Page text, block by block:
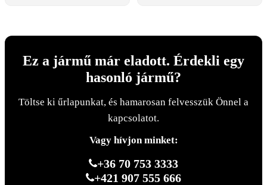
Ez a jármű már eladott. Érdekli egy
hasonló jármű?
Töltse ki űrlapunkat, és hamarosan felvesszük Önnel a
kapcsolatot.
Vagy hívjon minket:
+36 70 753 3333
+421 907 555 666